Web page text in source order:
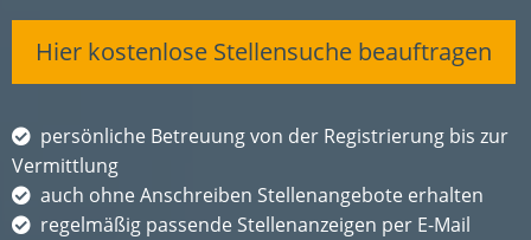
Hier kostenlose Stellensuche beauftragen
persönliche Betreuung von der Registrierung bis zur
Vermittlung
auch ohne Anschreiben Stellenangebote erhalten
regelmäßig passende Stellenanzeigen per E-Mail